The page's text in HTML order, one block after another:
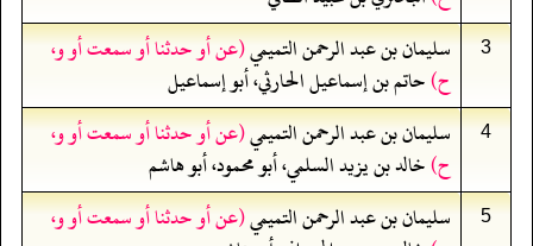
3 سليمان بن عبد الرحمن التميمي(عن أو حدثنا أو سمعت أو و،
ح)حاتم بن إسماعيل الحارثي، أبو إسماعيل
4 سليمان بن عبد الرحمن التميمي(عن أو حدثنا أو سمعت أو و،
ح)خالد بن يزيد السلمي، أبو محمود، أبو هاشم
5 سليمان بن عبد الرحمن التميمي(عن أو حدثنا أو سمعت أو و،